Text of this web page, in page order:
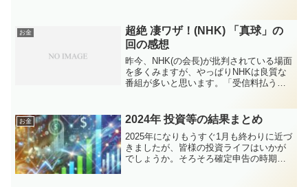
するかどうか迷っていました。これまで
の期間でAFP...
お金
超絶 凄ワザ！(NHK) 「真球」の
回の感想
昨今、NHK(の会長)が批判されている場面
を多くみますが、やっぱりNHKは良質な
番組が多いと思います。「受信料払うの
いている姿を目の当たりにして改心す
る、というよ...
お金 2024年 投資等の結果まとめ
2025年になりもうすぐ1月も終わりに近づ
きましたが、皆様の投資ライフはいかが
でしょうか。そろそろ確定申告の時期が